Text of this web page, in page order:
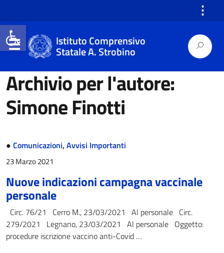
Open toolbar
⋮
Istituto Comprensivo
Statale A. Strobino
Archivio per l'autore:
Simone Finotti
● Comunicazioni, Avvisi Importanti
23 Marzo 2021
Nuove indicazioni campagna vaccinale
personale
Circ. 76/21 Cerro M., 23/03/2021 Al personale Circ.
279/2021 Legnano, 23/03/2021 Al personale Oggetto:
procedure iscrizione vaccino anti-Covid …